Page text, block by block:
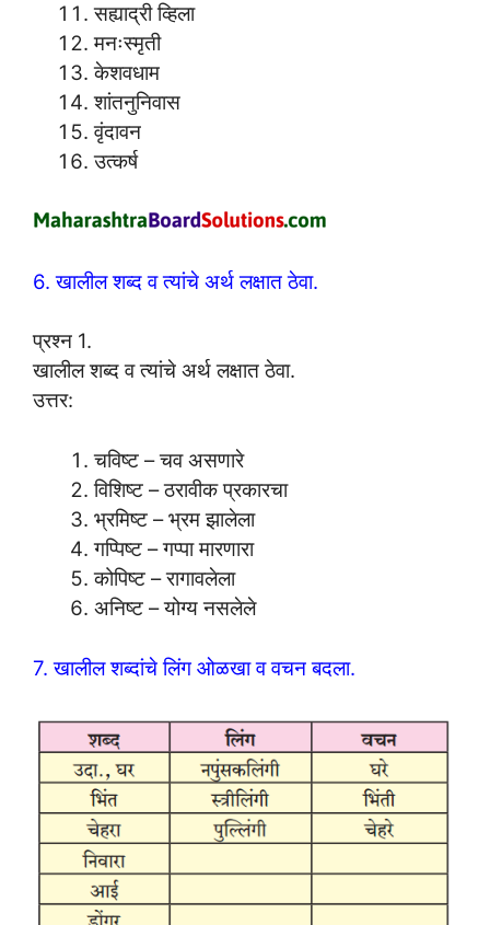
सह्याद्री व्हिला
मनःस्मृती
केशवधाम
शांतनुनिवास
वृंदावन
उत्कर्ष
6. खालील शब्द व त्यांचे अर्थ लक्षात ठेवा.
प्रश्न 1.
खालील शब्द व त्यांचे अर्थ लक्षात ठेवा.
उत्तर:
चविष्ट – चव असणारे
विशिष्ट – ठरावीक प्रकारचा
भ्रमिष्ट – भ्रम झालेला
गप्पिष्ट – गप्पा मारणारा
कोपिष्ट – रागावलेला
अनिष्ट – योग्य नसलेले
7. खालील शब्दांचे लिंग ओळखा व वचन बदला.